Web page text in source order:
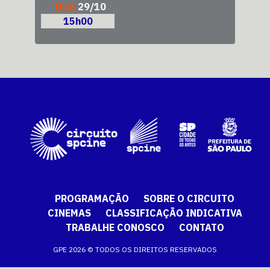
QUA 29/10
15h00
PROGRAMAÇÃO
SOBRE O CIRCUITO
CINEMAS
CLASSIFICAÇÃO INDICATIVA
TRABALHE CONOSCO
CONTATO
GPE 2026 © TODOS OS DIREITOS RESERVADOS